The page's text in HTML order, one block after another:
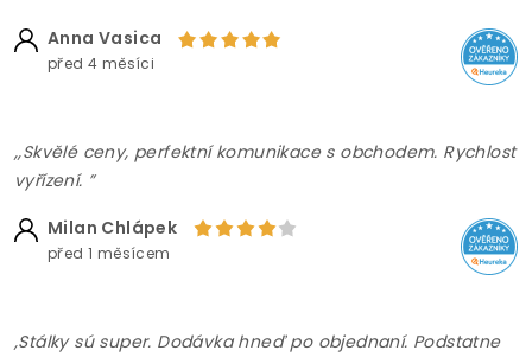
Anna Vasica
před 4 měsíci
,,Skvělé ceny, perfektní komunikace s obchodem. Rychlost
vyřízení. ”
Milan Chlápek
před 1 měsícem
,Stálky sú super. Dodávka hneď po objednaní. Podstatne